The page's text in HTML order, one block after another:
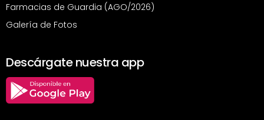
Farmacias de Guardia (AGO/2026)
Galería de Fotos
Descárgate nuestra app